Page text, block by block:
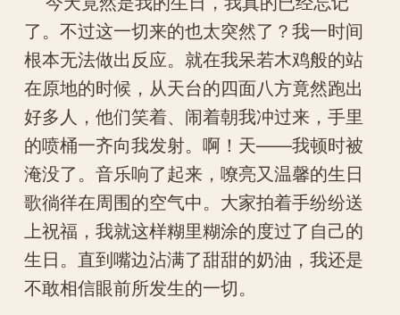
了。不过这一切来的也太突然了？我一时间
根本无法做出反应。就在我呆若木鸡般的站
在原地的时候，从天台的四面八方竟然跑出
好多人，他们笑着、闹着朝我冲过来，手里
的喷桶一齐向我发射。啊！天——我顿时被
淹没了。音乐响了起来，嘹亮又温馨的生日
歌徜徉在周围的空气中。大家拍着手纷纷送
上祝福，我就这样糊里糊涂的度过了自己的
生日。直到嘴边沾满了甜甜的奶油，我还是
不敢相信眼前所发生的一切。